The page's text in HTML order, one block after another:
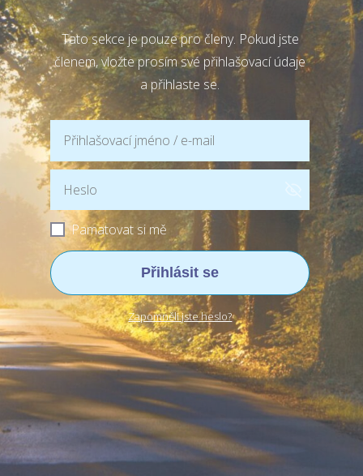
Tato sekce je pouze pro členy. Pokud jste
členem, vložte prosím své přihlašovací údaje
a přihlaste se.
Pamatovat si mě
Přihlásit se
Zapomněli jste heslo?